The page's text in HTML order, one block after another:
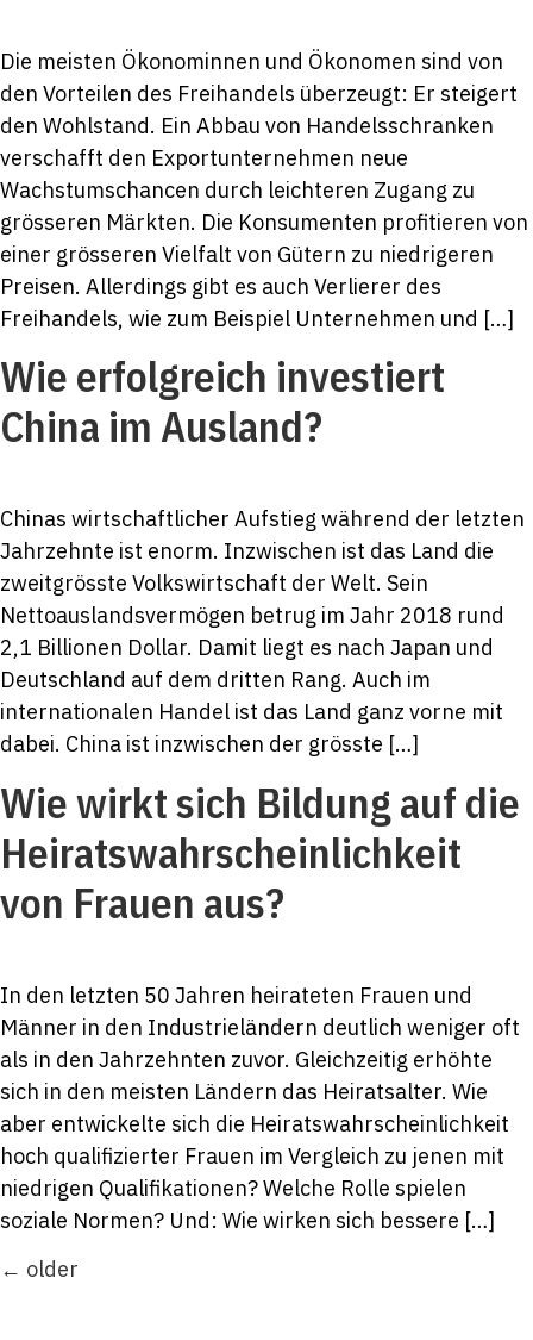
Die meisten Ökonominnen und Ökonomen sind von
den Vorteilen des Freihandels überzeugt: Er steigert
den Wohlstand. Ein Abbau von Handelsschranken
verschafft den Exportunternehmen neue
Wachstumschancen durch leichteren Zugang zu
grösseren Märkten. Die Konsumenten profitieren von
einer grösseren Vielfalt von Gütern zu niedrigeren
Preisen. Allerdings gibt es auch Verlierer des
Freihandels, wie zum Beispiel Unternehmen und […]
Wie erfolgreich investiert
China im Ausland?
Chinas wirtschaftlicher Aufstieg während der letzten
Jahrzehnte ist enorm. Inzwischen ist das Land die
zweitgrösste Volkswirtschaft der Welt. Sein
Nettoauslandsvermögen betrug im Jahr 2018 rund
2,1 Billionen Dollar. Damit liegt es nach Japan und
Deutschland auf dem dritten Rang. Auch im
internationalen Handel ist das Land ganz vorne mit
dabei. China ist inzwischen der grösste […]
Wie wirkt sich Bildung auf die
Heiratswahrscheinlichkeit
von Frauen aus?
In den letzten 50 Jahren heirateten Frauen und
Männer in den Industrieländern deutlich weniger oft
als in den Jahrzehnten zuvor. Gleichzeitig erhöhte
sich in den meisten Ländern das Heiratsalter. Wie
aber entwickelte sich die Heiratswahrscheinlichkeit
hoch qualifizierter Frauen im Vergleich zu jenen mit
niedrigen Qualifikationen? Welche Rolle spielen
soziale Normen? Und: Wie wirken sich bessere […]
← older